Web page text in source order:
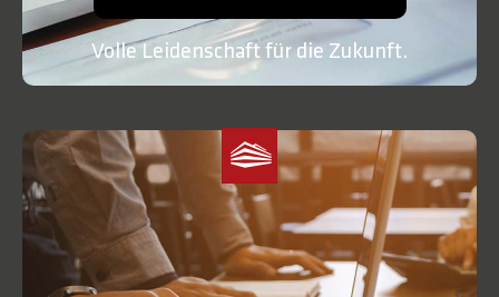
Volle Leidenschaft für die Zukunft.